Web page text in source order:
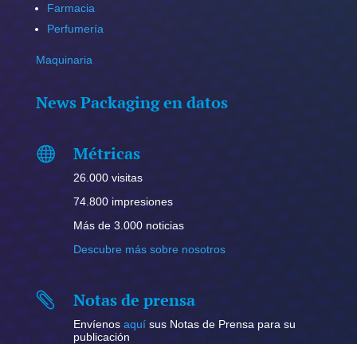
Farmacia
Perfumería
Maquinaria
News Packaging en datos
 Métricas
26.000 visitas
74.800 impresiones
Más de 3.000 noticias
Descubre más sobre nosotros
 Notas de prensa
Envíenos aquísus Notas de Prensa para su
publicación